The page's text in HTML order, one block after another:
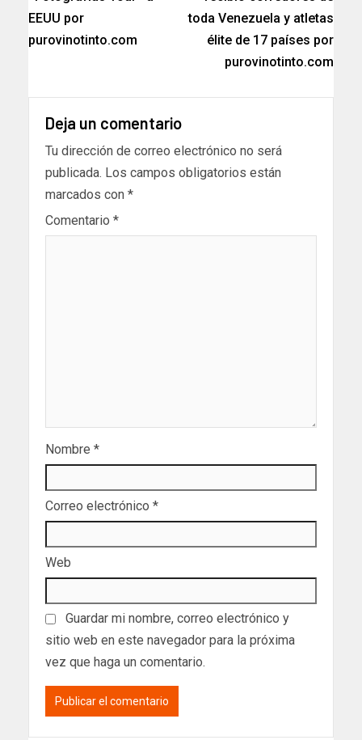
EEUU por
purovinotinto.com
toda Venezuela y atletas
élite de 17 países por
purovinotinto.com
Deja un comentario
Tu dirección de correo electrónico no será
publicada. Los campos obligatorios están
marcados con *
Comentario *
Nombre *
Correo electrónico *
Web
Guardar mi nombre, correo electrónico y
sitio web en este navegador para la próxima
vez que haga un comentario.